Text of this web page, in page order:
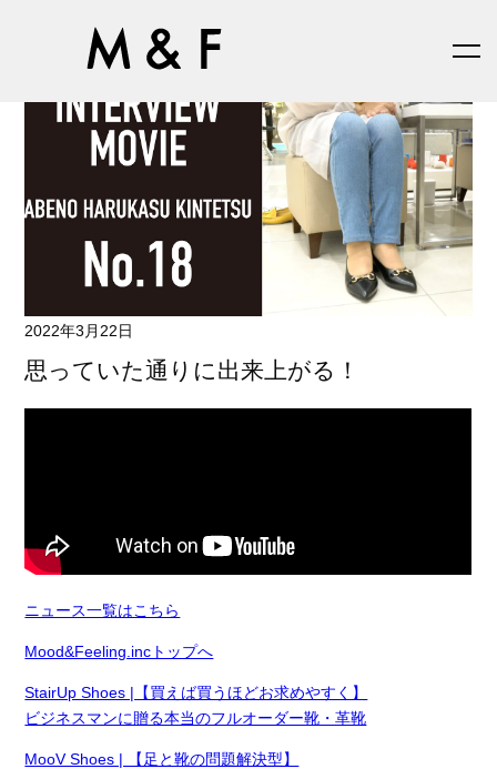
2022年3月22日
思っていた通りに出来上がる！
ニュース一覧はこちら
Mood&Feeling.incトップへ
StairUp Shoes |【買えば買うほどお求めやすく】
ビジネスマンに贈る本当のフルオーダー靴・革靴
MooV Shoes | 【足と靴の問題解決型】